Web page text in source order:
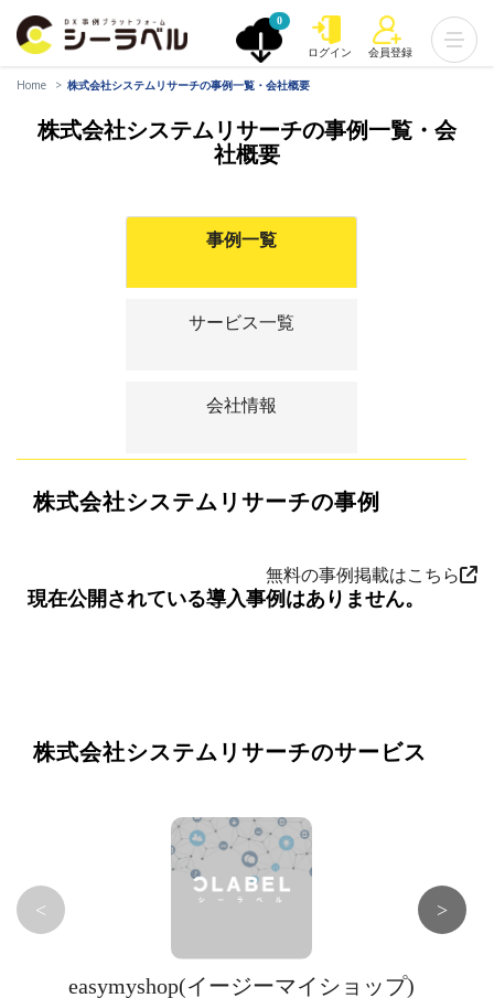
0
ログイン 会員登録
Home 株式会社システムリサーチの事例一覧・会社概要
株式会社システムリサーチの事例一覧・会
社概要
事例一覧
サービス一覧
会社情報
株式会社システムリサーチの事例
無料の事例掲載はこちら
現在公開されている導入事例はありません。
株式会社システムリサーチのサービス
easymyshop(イージーマイショップ)
< >